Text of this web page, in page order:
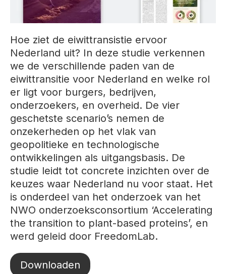
Hoe ziet de eiwittransistie ervoor
Nederland uit? In deze studie verkennen
we de verschillende paden van de
eiwittransitie voor Nederland en welke rol
er ligt voor burgers, bedrijven,
onderzoekers, en overheid. De vier
geschetste scenario’s nemen de
onzekerheden op het vlak van
geopolitieke en technologische
ontwikkelingen als uitgangsbasis. De
studie leidt tot concrete inzichten over de
keuzes waar Nederland nu voor staat. Het
is onderdeel van het onderzoek van het
NWO onderzoeksconsortium ‘Accelerating
the transition to plant-based proteins’, en
werd geleid door FreedomLab.
Downloaden